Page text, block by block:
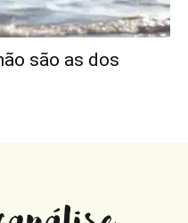
são as dos